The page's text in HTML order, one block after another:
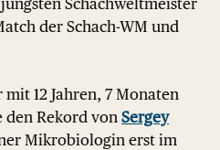
Schachweltmeister
der Schach-WM und
12 Jahren, 7 Monaten
Rekord von Sergey
Mikrobiologin erst im